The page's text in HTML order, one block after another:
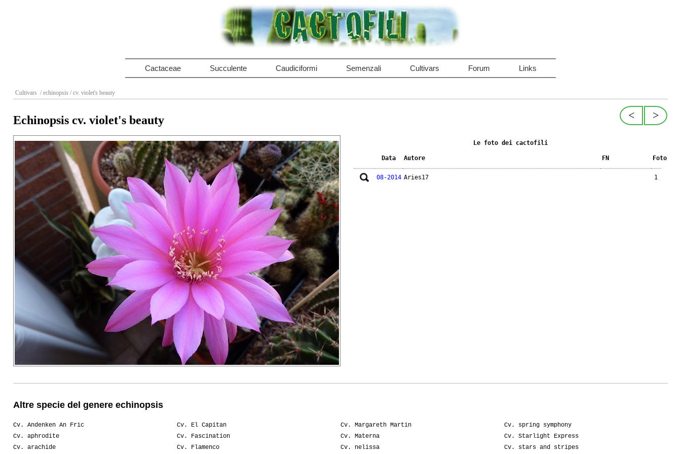
Cactaceae Succulente Caudiciformi Semenzali Cultivars Forum Links
Cultivars / echinopsis / cv. violet's beauty
>
<
Echinopsis cv. violet's beauty
Le foto dei cactofili
Data Autore FN Foto
08-2014 Aries17 1
Altre specie del genere echinopsis
Cv. Andenken An Fric
Cv. aphrodite
Cv. arachide
Cv. El Capitan
Cv. Fascination
Cv. Flamenco
Cv. Margareth Martin
Cv. Materna
Cv. nelissa
Cv. spring symphony
Cv. Starlight Express
Cv. stars and stripes